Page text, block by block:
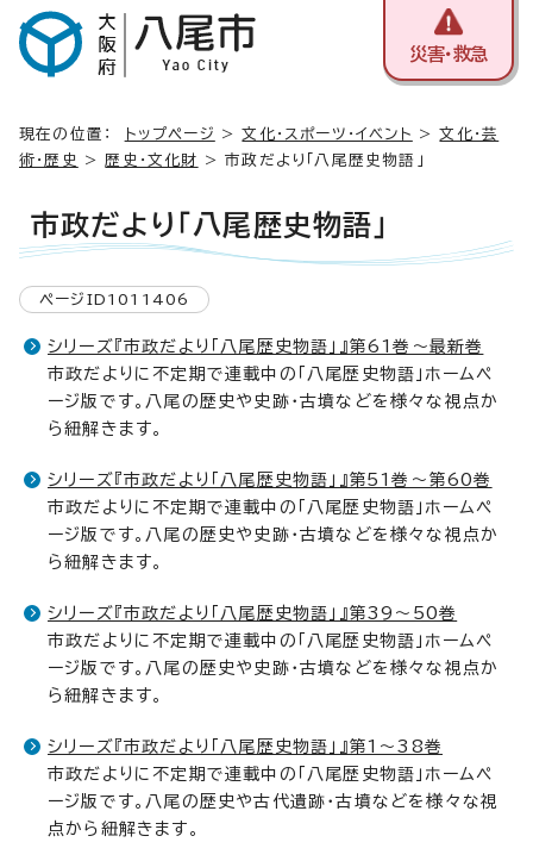
災害・救急
現在の位置： トップページ >文化・スポーツ・イベント >文化・芸
術・歴史
>歴史・文化財 > 市政だより「八尾歴史物語」
市政だより「八尾歴史物語」
ページID1011406
シリーズ『市政だより「八尾歴史物語」』第61巻～最新巻
市政だよりに不定期で連載中の「八尾歴史物語」ホームペ
ージ版です。八尾の歴史や史跡・古墳などを様々な視点か
ら紐解きます。
シリーズ『市政だより「八尾歴史物語」』第51巻～第60巻
市政だよりに不定期で連載中の「八尾歴史物語」ホームペ
ージ版です。八尾の歴史や史跡・古墳などを様々な視点か
ら紐解きます。
シリーズ『市政だより「八尾歴史物語」』第39～50巻
市政だよりに不定期で連載中の「八尾歴史物語」ホームペ
ージ版です。八尾の歴史や史跡・古墳などを様々な視点か
ら紐解きます。
シリーズ『市政だより「八尾歴史物語」』第1～38巻
市政だよりに不定期で連載中の「八尾歴史物語」ホームペ
ージ版です。八尾の歴史や古代遺跡・古墳などを様々な視
点から紐解きます。